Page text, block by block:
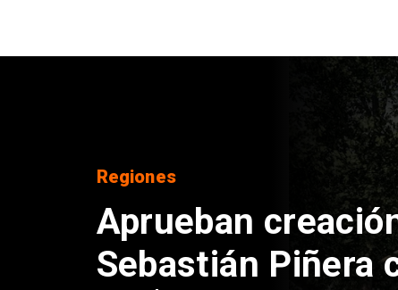
DEPORTES
Claudio Bravo
sobre fichaje de